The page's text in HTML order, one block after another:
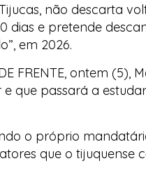
não descarta
dias e pretende
em 2026.
FRENTE, ontem (5),
que passará a
o próprio
que o tijuquense